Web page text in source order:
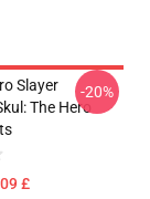
Slayer
The Hero
£
-20%